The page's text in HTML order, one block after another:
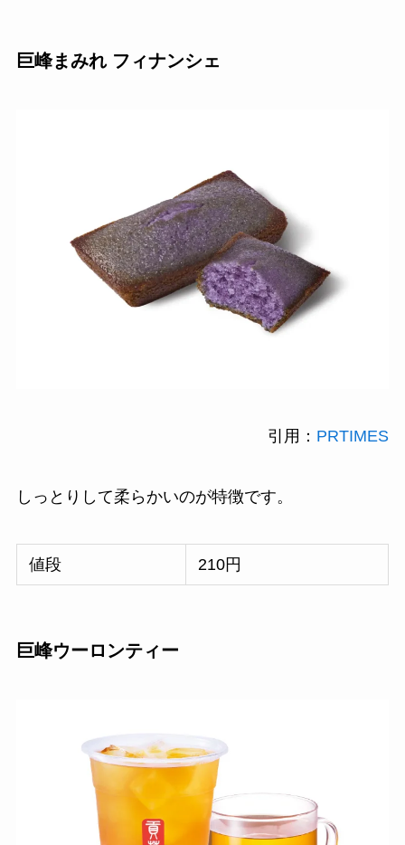
巨峰まみれ フィナンシェ
引用： PRTIMES
しっとりして柔らかいのが特徴です。
値段 210円
巨峰ウーロンティー